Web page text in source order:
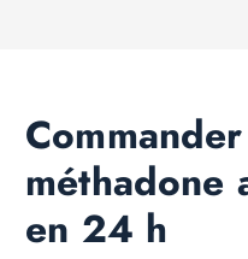
méthadone
en 24 h